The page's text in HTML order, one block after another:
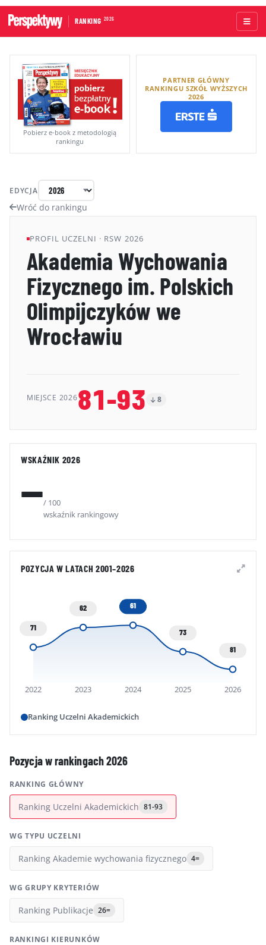
RANKING 2026
STRONA GŁÓWNA
UCZELNIE AKADEMICKIE
UCZELNIE ZAWODOWE
RANKINGI WG TYPÓW UCZELNI
RANKINGI WG GRUP KRYTERIÓW
RANKING KIERUNKÓW STUDIÓW
METODOLOGIA
GALERIA
KONTAKT
Pobierz e-book z metodologią
rankingu
PARTNER GŁÓWNY
RANKINGU SZKÓŁ WYŻSZYCH
2026
Wróć do rankingu
EDYCJA
PROFIL UCZELNI · RSW 2026
Akademia Wychowania
Fizycznego im. Polskich
Olimpijczyków we
Wrocławiu
MIEJSCE 202681-93 8
WSKAŹNIK 2026
—/ 100
wskaźnik rankingowy
POZYCJA W LATACH 2001–2026
2022 2023 2024 2025 2026
71
62 61
73
81
Ranking Uczelni Akademickich
Pozycja w rankingach 2026
RANKING GŁÓWNY
Ranking Uczelni Akademickich 81-93
WG TYPU UCZELNI
Ranking Akademie wychowania fizycznego 4=
WG GRUPY KRYTERIÓW
Ranking Publikacje 26=
RANKINGI KIERUNKÓW